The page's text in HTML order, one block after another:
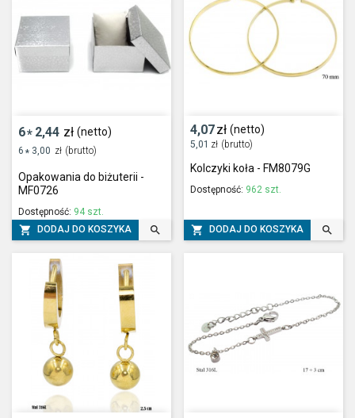
6* 2,44 zł (netto)
6 * 3,00 zł (brutto)
Opakowania do biżuterii -
MF0726
Dostępność: 94 szt.
 DODAJ DO KOSZYKA 
4,07zł (netto)
5,01 zł (brutto)
Kolczyki koła - FM8079G
Dostępność: 962 szt.
 DODAJ DO KOSZYKA 